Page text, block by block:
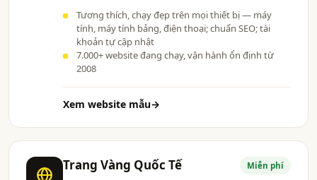
Tương thích, chạy đẹp trên mọi thiết bị — máy
tính, máy tính bảng, điện thoại; chuẩn SEO; tài
khoản tự cập nhật
7.000+ website đang chạy, vận hành ổn định từ
2008
Xem website mẫu→
Trang Vàng Quốc Tế Miễn phí